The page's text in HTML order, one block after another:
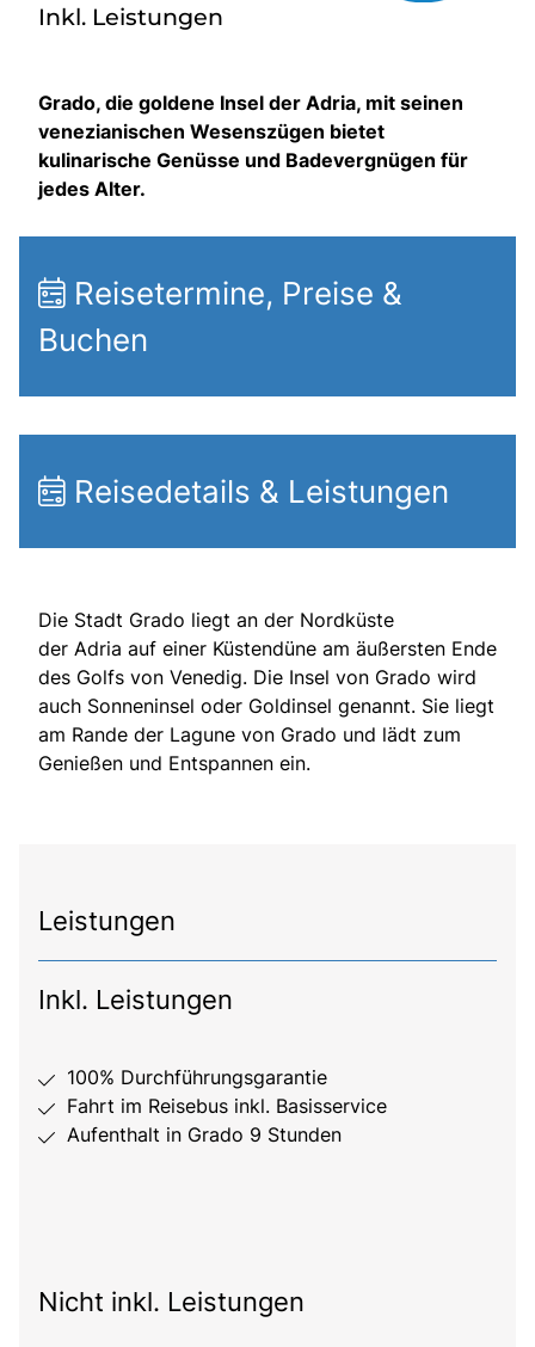
Heimatland ändern:
Inkl. Leistungen
Grado, die goldene Insel der Adria, mit seinen
venezianischen Wesenszügen bietet
kulinarische Genüsse und Badevergnügen für
jedes Alter.
Reisetermine, Preise &
Buchen
Reisedetails & Leistungen
Die Stadt Grado liegt an der Nordküste
der Adria auf einer Küstendüne am äußersten Ende
des Golfs von Venedig. Die Insel von Grado wird
auch Sonneninsel oder Goldinsel genannt. Sie liegt
am Rande der Lagune von Grado und lädt zum
Genießen und Entspannen ein.
Leistungen
Inkl. Leistungen
100% Durchführungsgarantie
Fahrt im Reisebus inkl. Basisservice
Aufenthalt in Grado 9 Stunden
Nicht inkl. Leistungen